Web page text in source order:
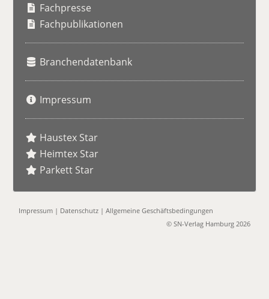
Fachpresse
Fachpublikationen
Branchendatenbank
Impressum
Haustex Star
Heimtex Star
Parkett Star
Impressum | Datenschutz |Allgemeine Geschäftsbedingungen
© SN-Verlag Hamburg 2026